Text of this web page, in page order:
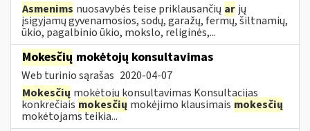
Asmenims nuosavybės teise priklausančių ar jų
įsigyjamų gyvenamosios, sodų, garažų, fermų, šiltnamių,
ūkio, pagalbinio ūkio, mokslo, religinės,...
Mokesčių mokėtojų konsultavimas
Web turinio sąrašas 2020-04-07
Mokesčių mokėtojų konsultavimas Konsultacijas
konkrečiais mokesčių mokėjimo klausimais mokesčių
mokėtojams teikia...